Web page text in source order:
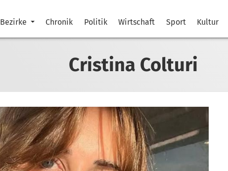
Bezirke Chronik Politik Wirtschaft Sport Kultur
Cristina Colturi